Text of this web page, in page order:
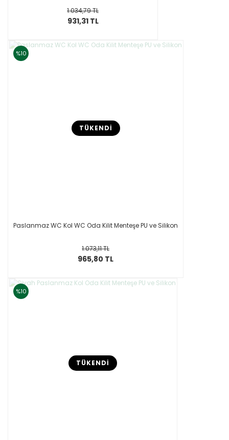
1.034,79 TL
931,31 TL
%10
TÜKENDİ
Paslanmaz WC Kol WC Oda Kilit Menteşe PU ve Silikon
1.073,11 TL
965,80 TL
%10
TÜKENDİ